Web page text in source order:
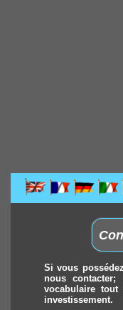
Si vous
nous
vocabulaire
investissement.